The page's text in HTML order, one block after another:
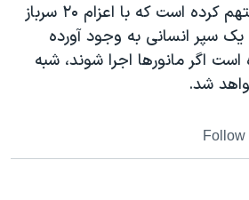
کره شمالی آمریکا را متهم کرده است که با اعزام ۲۰ سرباز
یک سپر انسانی به وجود آورده
اگر مانورها اجرا شوند، شبه
شد.
Follow